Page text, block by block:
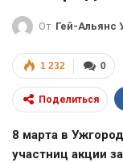
От Гей-Альянс
0
1 232
Поделиться
8 марта в
участниц акции